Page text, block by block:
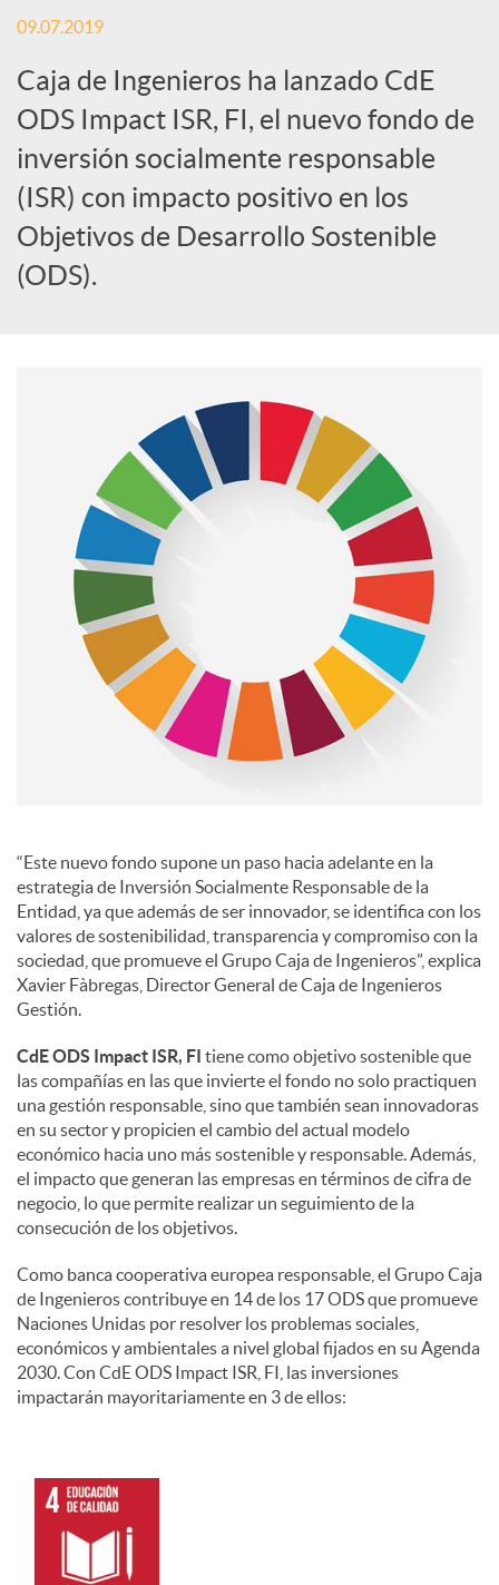
o
c
i
s
09.07.2019
Caja de Ingenieros ha lanzado CdE
ODS Impact ISR, FI, el nuevo fondo de
inversión socialmente responsable
(ISR) con impacto positivo en los
Objetivos de Desarrollo Sostenible
(ODS).
“Este nuevo fondo supone un paso hacia adelante en la
estrategia de Inversión Socialmente Responsable de la
Entidad, ya que además de ser innovador, se identifica con los
valores de sostenibilidad, transparencia y compromiso con la
sociedad, que promueve el Grupo Caja de Ingenieros”, explica
Xavier Fàbregas, Director General de Caja de Ingenieros
Gestión.
CdE ODS Impact ISR, FI tiene como objetivo sostenible que
las compañías en las que invierte el fondo no solo practiquen
una gestión responsable, sino que también sean innovadoras
en su sector y propicien el cambio del actual modelo
económico hacia uno más sostenible y responsable. Además,
el impacto que generan las empresas en términos de cifra de
negocio, lo que permite realizar un seguimiento de la
consecución de los objetivos.
Como banca cooperativa europea responsable, el Grupo Caja
de Ingenieros contribuye en 14 de los 17 ODS que promueve
Naciones Unidas por resolver los problemas sociales,
económicos y ambientales a nivel global fijados en su Agenda
2030. Con CdE ODS Impact ISR, FI, las inversiones
impactarán mayoritariamente en 3 de ellos: